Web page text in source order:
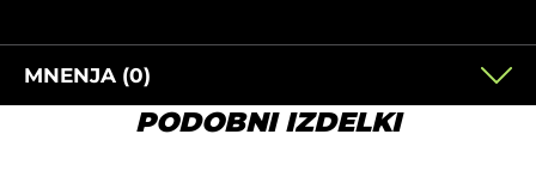
MNENJA (0)
PODOBNI IZDELKI